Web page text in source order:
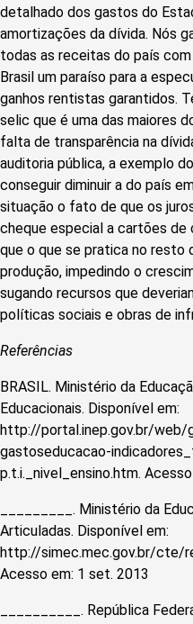
detalhado dos gastos do
amortizações da dívida. Nós
todas as receitas do país
Brasil um paraíso para a
ganhos rentistas garantidos.
selic que é uma das maiores
falta de transparência na
auditoria pública, a exemplo
conseguir diminuir a do país
situação o fato de que os
cheque especial a cartões
que o que se pratica no resto
produção, impedindo o
sugando recursos que
políticas sociais e obras de
Referências
BRASIL. Ministério da
Educacionais. Disponível em:
http://portal.inep.gov.br/
gastoseducacao-
p.t.i._nivel_ensino.htm.
_________. Ministério da
Articuladas. Disponível em:
http://simec.mec.gov.br/cte/
Acesso em: 1 set. 2013
__________. República